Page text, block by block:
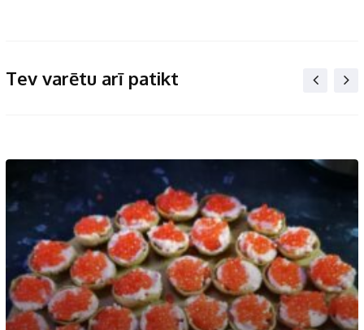
Tev varētu arī patikt